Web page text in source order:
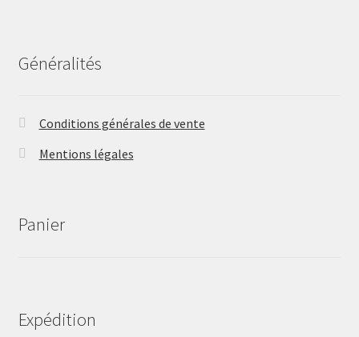
Généralités
Conditions générales de vente
Mentions légales
Panier
Expédition